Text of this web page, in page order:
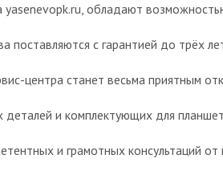
yasenevopk.ru, обладают
поставляются с гарантией до трёх
центра станет весьма приятным
деталей и комплектующих для
и грамотных консультаций